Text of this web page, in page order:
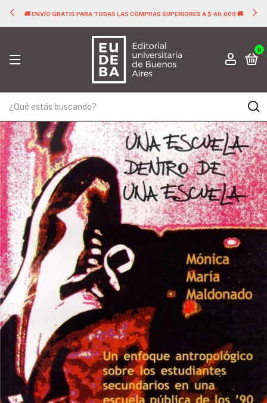
🚚 ENVÍO GRATIS PARA TODAS LAS COMPRAS SUPERIORES A $ 40.000 🚚
0